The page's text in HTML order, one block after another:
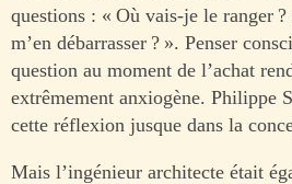
questions : « Où vais-je le ranger
m’en débarrasser ? ». Penser
question au moment de l’achat
extrêmement anxiogène. Philippe
cette réflexion jusque dans la
Mais l’ingénieur architecte était